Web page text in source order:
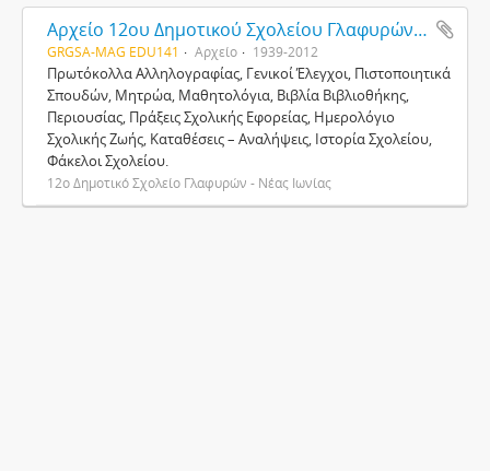
Αρχείο 12ου Δημοτικού Σχολείου Γλαφυρών - Νέας Ιωνίας
GRGSA-MAG EDU141 Αρχείο 1939-2012
Πρωτόκολλα Αλληλογραφίας, Γενικοί Έλεγχοι, Πιστοποιητικά
Σπουδών, Μητρώα, Μαθητολόγια, Βιβλία Βιβλιοθήκης,
Περιουσίας, Πράξεις Σχολικής Εφορείας, Ημερολόγιο
Σχολικής Ζωής, Καταθέσεις – Αναλήψεις, Ιστορία Σχολείου,
Φάκελοι Σχολείου.
12ο Δημοτικό Σχολείο Γλαφυρών - Νέας Ιωνίας